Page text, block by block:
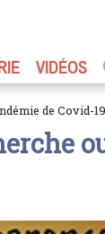
VIDÉOS
de Covid-